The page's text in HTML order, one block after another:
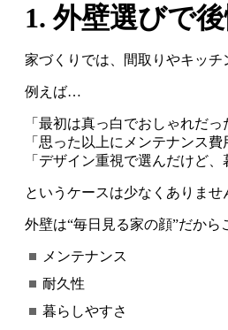
1.外壁選びで
家づくりでは、間取りやキッチ
例えば…
「最初は真っ白でおしゃれだ
「思った以上にメンテナンス費
「デザイン重視で選んだけど
というケースは少なくありませ
外壁は“毎日見る家の顔”だから
メンテナンス
耐久性
暮らしやすさ